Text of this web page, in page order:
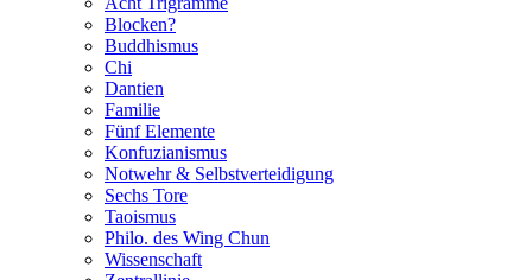
Blocken?
Buddhismus
Chi
Dantien
Familie
Fünf Elemente
Konfuzianismus
Notwehr & Selbstverteidigung
Sechs Tore
Taoismus
Philo. des Wing Chun
Wissenschaft